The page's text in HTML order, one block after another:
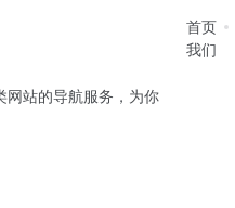
网站的导航服务，为你
首页
我们